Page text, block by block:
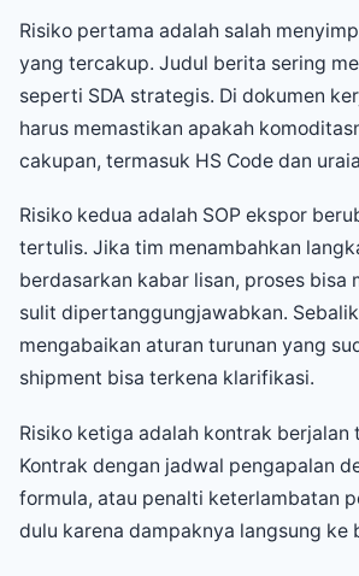
Risiko pertama adalah salah
yang tercakup. Judul berita sering
seperti SDA strategis. Di dokumen
harus memastikan apakah
cakupan, termasuk HS Code dan
Risiko kedua adalah SOP ekspor
tertulis. Jika tim menambahkan
berdasarkan kabar lisan, proses bisa
sulit dipertanggungjawabkan.
mengabaikan aturan turunan yang
shipment bisa terkena klarifikasi.
Risiko ketiga adalah kontrak berjalan
Kontrak dengan jadwal pengapalan
formula, atau penalti keterlambatan
dulu karena dampaknya langsung ke